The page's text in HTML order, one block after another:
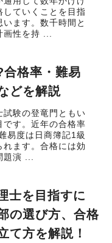
していくことを目指
ます。数千時間と
性を持 ...
格率・難易
どを解説
試験の登竜門ともい
です。近年の合格率
易度は日商簿記1級
れます。合格には効
演 ...
士を目指すに
の選び方、合格
て方を解説！